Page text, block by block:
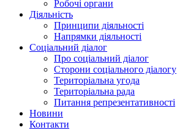
Робочі органи
Діяльність
Принципи діяльності
Напрямки діяльності
Соціальний діалог
Про соціальний діалог
Сторони соціального діалогу
Територіальна угода
Територіальна рада
Питання репрезентативності
Новини
Контакти